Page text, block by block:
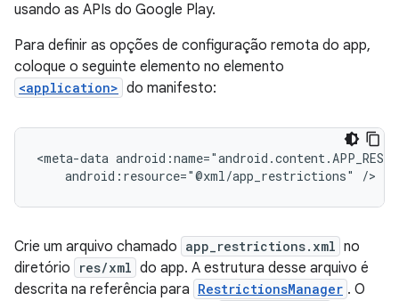
usando as APIs do Google Play.
Para definir as opções de configuração remota do app,
coloque o seguinte elemento no elemento
<application> do manifesto:
<meta-data
android:resource="@xml/app_restrictions"
/>
Crie um arquivo chamado app_restrictions.xml no
diretório
res/xml do app. A estrutura desse arquivo é
descrita na referência para RestrictionsManager . O